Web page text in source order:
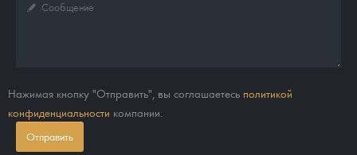
Нажимая кнопку "Отправить", вы соглашаетесь политикой
конфиденциальности компании.
Отправить